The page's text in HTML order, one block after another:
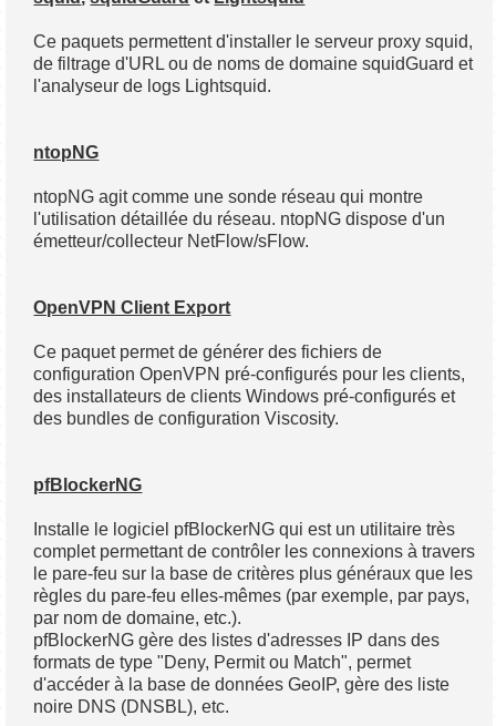
Ce paquets permettent d'installer le serveur proxy squid,
de filtrage d'URL ou de noms de domaine squidGuard et
l'analyseur de logs Lightsquid.
ntopNG
ntopNG agit comme une sonde réseau qui montre
l'utilisation détaillée du réseau. ntopNG dispose d'un
émetteur/collecteur NetFlow/sFlow.
OpenVPN Client Export
Ce paquet permet de générer des fichiers de
configuration OpenVPN pré-configurés pour les clients,
des installateurs de clients Windows pré-configurés et
des bundles de configuration Viscosity.
pfBlockerNG
Installe le logiciel pfBlockerNG qui est un utilitaire très
complet permettant de contrôler les connexions à travers
le pare-feu sur la base de critères plus généraux que les
règles du pare-feu elles-mêmes (par exemple, par pays,
par nom de domaine, etc.).
pfBlockerNG gère des listes d'adresses IP dans des
formats de type "Deny, Permit ou Match", permet
d'accéder à la base de données GeoIP, gère des liste
noire DNS (DNSBL), etc.